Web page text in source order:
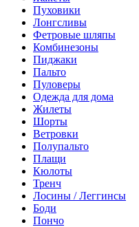
Пуховики
Лонгсливы
Фетровые шляпы
Комбинезоны
Пиджаки
Пальто
Пуловеры
Одежда для дома
Жилеты
Шорты
Ветровки
Полупальто
Плащи
Кюлоты
Тренч
Лосины / Леггинсы
Боди
Пончо